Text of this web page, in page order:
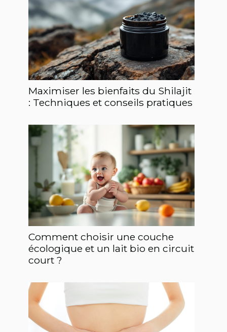
Maximiser les bienfaits du Shilajit
: Techniques et conseils pratiques
Comment choisir une couche
écologique et un lait bio en circuit
court ?